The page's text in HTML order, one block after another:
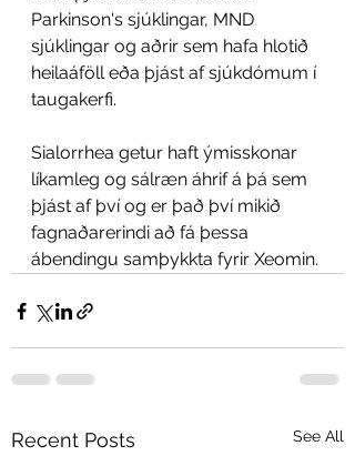
Parkinson's sjúklingar, MND
sjúklingar og aðrir sem hafa hlotið
heilaáföll eða þjást af sjúkdómum í
taugakerfi.
Sialorrhea getur haft ýmisskonar
líkamleg og sálræn áhrif á þá sem
þjást af því og er það því mikið
fagnaðarerindi að fá þessa
ábendingu samþykkta fyrir Xeomin.
Recent Posts See All